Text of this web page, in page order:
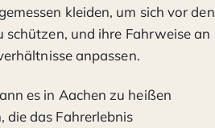
kleiden, um sich vor den
schützen, und ihre Fahrweise an
anpassen.
es in Aachen zu heißen
die das Fahrerlebnis